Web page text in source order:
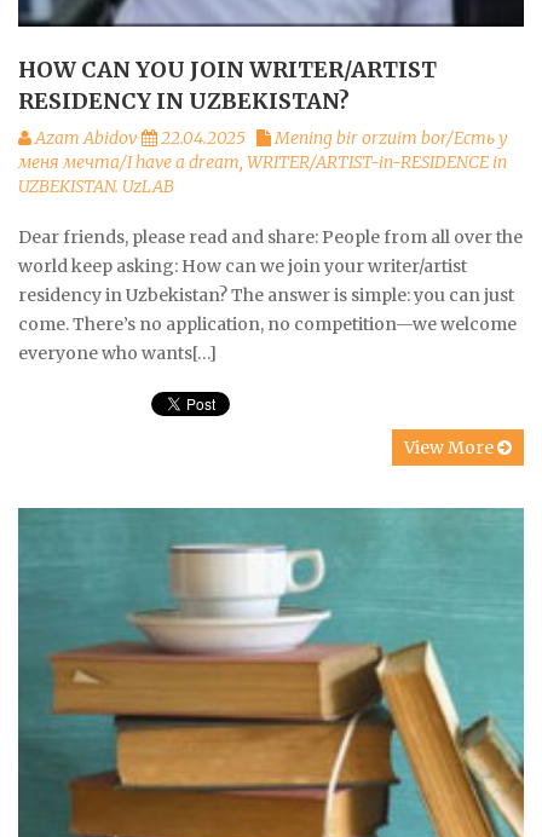
HOW CAN YOU JOIN WRITER/ARTIST
RESIDENCY IN UZBEKISTAN?
Azam Abidov 22.04.2025
Mening bir orzuim bor/Есть у
меня мечта/I have a dream, WRITER/ARTIST-in-RESIDENCE in
UZBEKISTAN. UzLAB
Dear friends, please read and share: People from all over the
world keep asking: How can we join your writer/artist
residency in Uzbekistan? The answer is simple: you can just
come. There’s no application, no competition—we welcome
everyone who wants[…]
View More